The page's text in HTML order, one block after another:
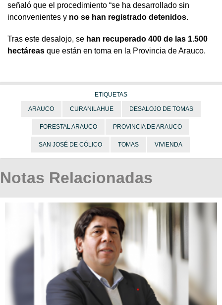
señaló que el procedimiento “se ha desarrollado sin
inconvenientes y no se han registrado detenidos.
Tras este desalojo, se han recuperado 400 de las 1.500
hectáreas que están en toma en la Provincia de Arauco.
ETIQUETAS
ARAUCO CURANILAHUE DESALOJO DE TOMAS
FORESTAL ARAUCO PROVINCIA DE ARAUCO
SAN JOSÉ DE CÓLICO TOMAS VIVIENDA
Notas Relacionadas